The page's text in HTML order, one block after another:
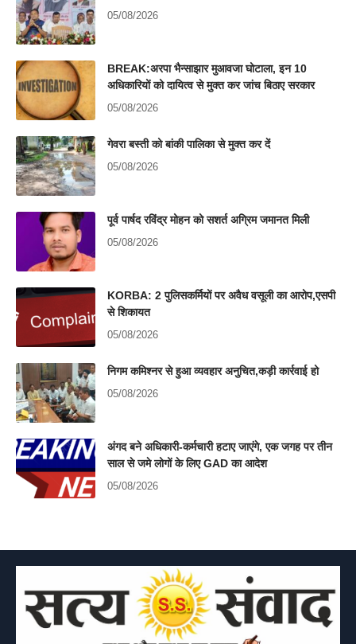
05/08/2026
BREAK:अरपा भैन्साझार मुआवजा घोटाला, इन 10
अधिकारियों को दायित्व से मुक्त कर जांच बिठाए सरकार
05/08/2026
गेवरा बस्ती को बांकी पालिका से मुक्त कर दें
05/08/2026
पूर्व पार्षद रविंद्र मोहन को सशर्त अग्रिम जमानत मिली
05/08/2026
KORBA: 2 पुलिसकर्मियों पर अवैध वसूली का आरोप,एसपी
से शिकायत
05/08/2026
निगम कमिश्नर से हुआ व्यवहार अनुचित,कड़ी कार्रवाई हो
05/08/2026
अंगद बने अधिकारी-कर्मचारी हटाए जाएंगे, एक जगह पर तीन
साल से जमे लोगों के लिए GAD का आदेश
05/08/2026